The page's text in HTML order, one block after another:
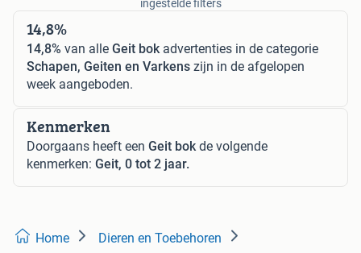
ingestelde filters
14,8%
14,8% van alle Geit bok advertenties in de categorie
Schapen, Geiten en Varkens zijn in de afgelopen
week aangeboden.
Kenmerken
Doorgaans heeft een Geit bok de volgende
kenmerken: Geit, 0 tot 2 jaar.
Home Dieren en Toebehoren